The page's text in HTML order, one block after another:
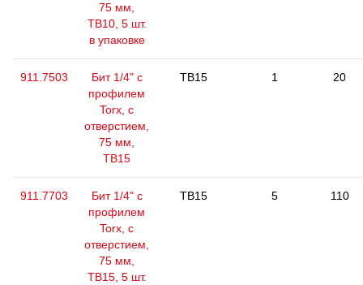
75 мм,
ТВ10, 5 шт.
в упаковке
911.7503
Бит 1/4" с
профилем
Torx, с
отверстием,
75 мм,
ТВ15
TB15 1 20
911.7703
Бит 1/4" с
профилем
Torx, с
отверстием,
75 мм,
ТВ15, 5 шт.
TB15 5 110